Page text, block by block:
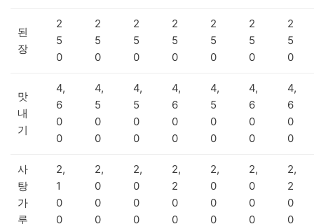
된
장
2
5
0
2
5
0
2
5
0
2
5
0
2
5
0
2
5
0
2
5
0
맛
내
기
4,
6
0
0
4,
5
0
0
4,
5
0
0
4,
6
0
0
4,
5
0
0
4,
6
0
0
4,
6
0
0
사
탕
가
루
2,
1
0
0
2,
0
0
0
2,
0
0
0
2,
2
0
0
2,
0
0
0
2,
0
0
0
2,
2
0
0